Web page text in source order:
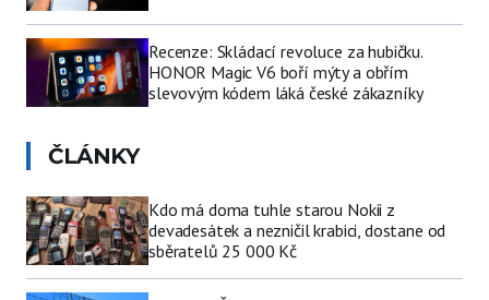
Recenze: Skládací revoluce za hubičku.
HONOR Magic V6 boří mýty a obřím
slevovým kódem láká české zákazníky
ČLÁNKY
Kdo má doma tuhle starou Nokii z
devadesátek a nezničil krabici, dostane od
sběratelů 25 000 Kč